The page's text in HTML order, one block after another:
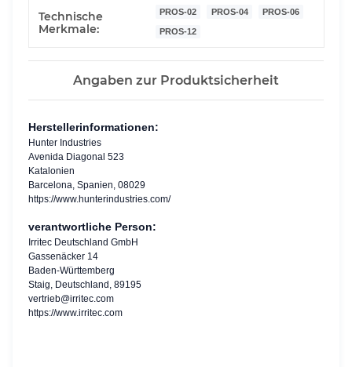
Technische
Merkmale:
PROS-02 PROS-04 PROS-06
PROS-12
Angaben zur Produktsicherheit
Herstellerinformationen:
Hunter Industries
Avenida Diagonal 523
Katalonien
Barcelona, Spanien, 08029
https://www.hunterindustries.com/
verantwortliche Person:
Irritec Deutschland GmbH
Gassenäcker 14
Baden-Württemberg
Staig, Deutschland, 89195
vertrieb@irritec.com
https://www.irritec.com